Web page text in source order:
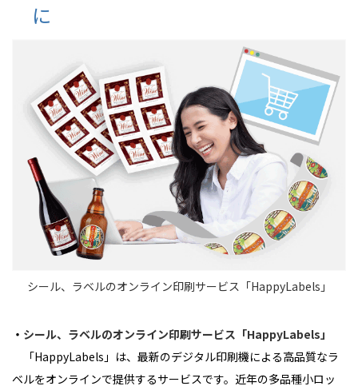
に
シール、ラベルのオンライン印刷サービス「HappyLabels」
・ シール、ラベルのオンライン印刷サービス「HappyLabels」
「HappyLabels」は、最新のデジタル印刷機による高品質なラ
ベルをオンラインで提供するサービスです。近年の多品種小ロッ